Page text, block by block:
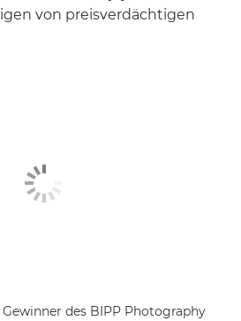
von preisverdächtigen
des BIPP Photography